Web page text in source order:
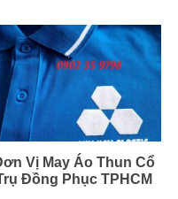
Vị May Áo Thun Cổ
Đồng Phục TPHCM